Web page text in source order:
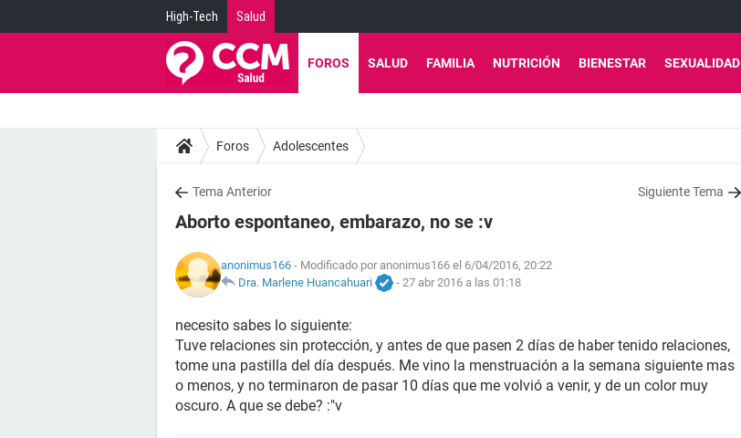
High-Tech Salud
FOROS SALUD FAMILIA NUTRICIÓN BIENESTAR SEXUALIDAD
Foros Adolescentes
Tema Anterior Siguiente Tema
Aborto espontaneo, embarazo, no se :v
anonimus166 - Modificado por anonimus166 el 6/04/2016, 20:22
Dra. Marlene Huancahuari
- 27 abr 2016 a las 01:18
necesito sabes lo siguiente:
Tuve relaciones sin protección, y antes de que pasen 2 días de haber tenido relaciones,
tome una pastilla del día después. Me vino la menstruación a la semana siguiente mas
o menos, y no terminaron de pasar 10 días que me volvió a venir, y de un color muy
oscuro. A que se debe? :"v